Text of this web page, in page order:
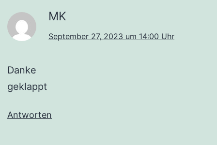
MK
September 27, 2023 um 14:00 Uhr
Danke
geklappt
Antworten